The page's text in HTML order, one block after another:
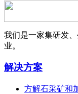
我们是一家集研发
业。
解决方案
方解石采矿和